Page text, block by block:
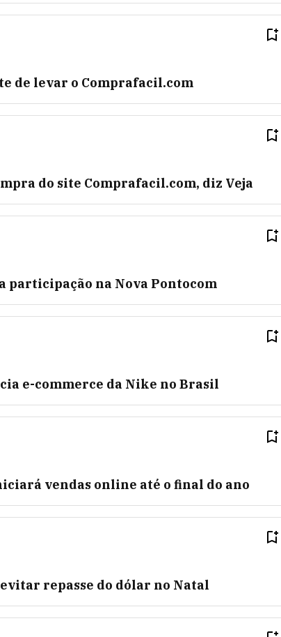
de levar o Comprafacil.com
do site Comprafacil.com, diz Veja
participação na Nova Pontocom
e-commerce da Nike no Brasil
vendas online até o final do ano
repasse do dólar no Natal